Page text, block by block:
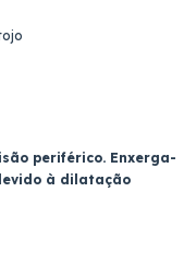
periférico. Enxerga-
à dilatação